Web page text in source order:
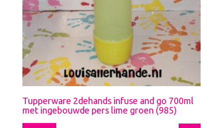
Tupperware 2dehands infuse and go 700ml
met ingebouwde pers lime groen (985)